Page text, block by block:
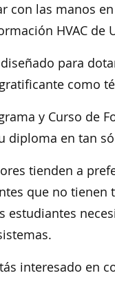
con las manos
HVAC de
para
como
y Curso de
diploma en tan
tienden a
que no tienen
estudiantes
interesado en